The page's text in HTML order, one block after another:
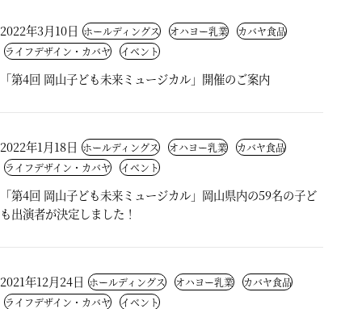
2022年3月10日 ホールディングス オハヨー乳業
カバヤ食品
ライフデザイン・カバヤ
イベント
「第4回 岡山子ども未来ミュージカル」開催のご案内
2022年1月18日 ホールディングス オハヨー乳業
カバヤ食品
ライフデザイン・カバヤ
イベント
「第4回 岡山子ども未来ミュージカル」岡山県内の59名の子ど
も出演者が決定しました！
2021年12月24日 ホールディングス オハヨー乳業
カバヤ食品
ライフデザイン・カバヤ
イベント